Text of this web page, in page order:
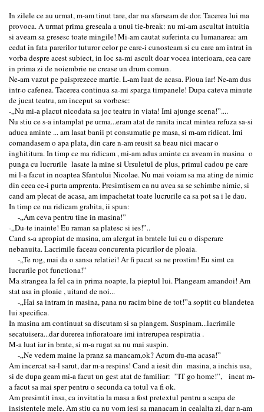
In zilele ce au urmat, m-am tinut tare, dar ma sfarseam de dor. Tacerea lui ma
provoca. A urmat prima greseala a unui tie-break: nu mi-am ascultat intuitia
si aveam sa gresesc toate mingile! Mi-am cautat suferinta cu lumanarea: am
cedat in fata parerilor tuturor celor pe care-i cunosteam si cu care am intrat in
vorba despre acest subiect, in loc sa-mi ascult doar vocea interioara, cea care
in prima zi de noiembrie ne crease un drum comun.
Ne-am vazut pe paisprezece martie. L-am luat de acasa. Ploua iar! Ne-am dus
intr-o cafenea. Tacerea continua sa-mi sparga timpanele! Dupa cateva minute
de jucat teatru, am inceput sa vorbesc:
-„Nu mi-a placut nicodata sa joc teatru in viata! Imi ajunge scena!”....
Nu stiu ce s-a intamplat pe urma...eram atat de ranita incat mintea refuza sa-si
aduca aminte ... am lasat banii pt consumatie pe masa, si m-am ridicat. Imi
comandasem o apa plata, din care n-am reusit sa beau nici macar o
inghititura. In timp ce ma ridicam , mi-am adus aminte ca aveam in masina o
punga cu lucrurile lasate la mine si Ursuletul de plus, primul cadou pe care
mi l-a facut in noaptea Sfantului Nicolae. Nu mai voiam sa ma ating de nimic
din ceea ce-i purta amprenta. Presimtisem ca nu avea sa se schimbe nimic, si
cand am plecat de acasa, am impachetat toate lucrurile ca sa pot sa i le dau.
In timp ce ma ridicam grabita, ii spun:
-„Am ceva pentru tine in masina!”
-„Du-te inainte! Eu raman sa platesc si ies!”..
Cand s-a apropiat de masina, am alergat in bratele lui cu o disperare
nebanuita. Lacrimile faceau concurenta picurilor de ploaia.
-„Te rog, mai da o sansa relatiei! Ar fi pacat sa ne prostim! Eu simt ca
lucrurile pot functiona!”
Ma strangea la fel ca in prima noapte, la pieptul lui. Plangeam amandoi! Am
stat asa in ploaie , uitand de noi...
-„Hai sa intram in masina, pana nu racim bine de tot!”a soptit cu blandetea
lui specifica.
In masina am continuat sa discutam si sa plangem. Suspinam...lacrimile
secatuisera...dar durerea infioratoare imi intrerupea respiratia .
M-a luat iar in brate, si m-a rugat sa nu mai suspin.
-„Ne vedem maine la pranz sa mancam,ok? Acum du-ma acasa!”
Am incercat sa-l sarut, dar m-a respins! Cand a iesit din masina, a inchis usa,
si de dupa geam mi-a facut un gest atat de familiar: ”IT go home!”, incat m-
a facut sa mai sper pentru o secunda ca totul va fi ok.
Am presimtit insa, ca invitatia la masa a fost pretextul pentru a scapa de
insistentele mele. Am stiu ca nu vom iesi sa manacam in cealalta zi, dar n-am